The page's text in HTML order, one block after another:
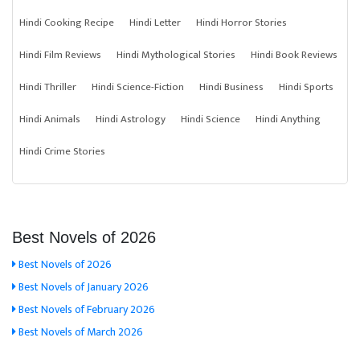
Hindi Cooking Recipe
Hindi Letter
Hindi Horror Stories
Hindi Film Reviews
Hindi Mythological Stories
Hindi Book Reviews
Hindi Thriller
Hindi Science-Fiction Hindi Business
Hindi Sports
Hindi Animals
Hindi Astrology Hindi Science
Hindi Anything
Hindi Crime Stories
Best Novels of 2026
Best Novels of 2026
Best Novels of January 2026
Best Novels of February 2026
Best Novels of March 2026